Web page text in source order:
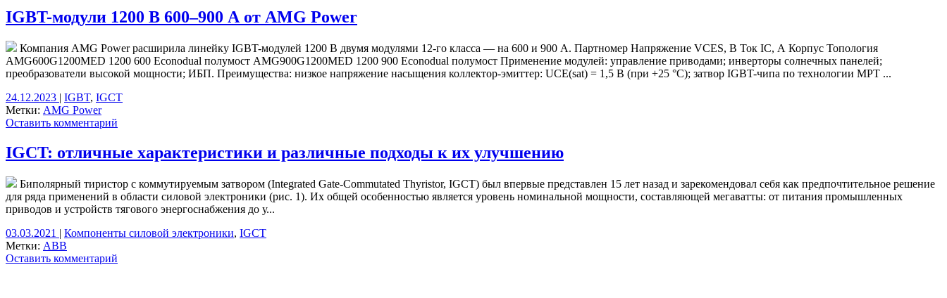
IGBT-модули 1200 В 600–900 А от AMG Power
Компания AMG Power расширила линейку IGBT-модулей 1200 В двумя модулями 12-го класса — на 600 и 900 А. Партномер Напряжение VCES, В Ток IC, А Корпус Топология
AMG600G1200MED 1200 600 Econodual полумост AMG900G1200MED 1200 900 Econodual полумост Применение модулей: управление приводами; инверторы солнечных панелей;
преобразователи высокой мощности; ИБП. Преимущества: низкое напряжение насыщения коллектор-эмиттер: UCE(sat) = 1,5 В (при +25 °С); затвор IGBT-чипа по технологии MPT ...
24.12.2023 | IGBT, IGCT
Метки: AMG Power
Оставить комментарий
IGCT: отличные характеристики и различные подходы к их улучшению
Биполярный тиристор с коммутируемым затвором (Integrated Gate-Commutated Thyristor, IGCT) был впервые представлен 15 лет назад и зарекомендовал себя как предпочтительное решение
для ряда применений в области силовой электроники (рис. 1). Их общей особенностью является уровень номинальной мощности, составляющей мегаватты: от питания промышленных
приводов и устройств тягового энергоснабжения до у...
03.03.2021 | Компоненты силовой электроники, IGCT
Метки: ABB
Оставить комментарий